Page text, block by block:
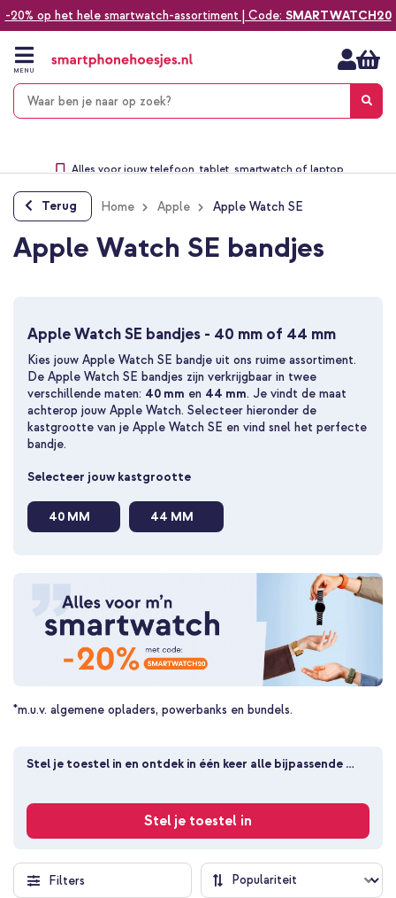
-20% op het hele smartwatch-assortiment | Code: SMARTWATCH20
naar
inhoud
MENU
Keuze uit ruim 20.000 producten
We've got you covered!
Terug Home Apple Apple Watch SE
Apple Watch SE bandjes
Apple Watch SE bandjes - 40 mm of 44 mm
Kies jouw Apple Watch SE bandje uit ons ruime assortiment.
De Apple Watch SE bandjes zijn verkrijgbaar in twee
verschillende maten: 40 mm en 44 mm. Je vindt de maat
achterop jouw Apple Watch. Selecteer hieronder de
kastgrootte van je Apple Watch SE en vind snel het perfecte
bandje.
Selecteer jouw kastgrootte
40 MM 44 MM
*m.u.v. algemene opladers, powerbanks en bundels.
Stel je toestel in en ontdek in één keer alle bijpassende
Stel je toestel in
Filters